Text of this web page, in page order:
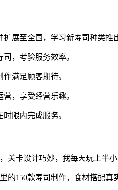
展至全国，学习新寿司种类推
，考验服务效率。
满足顾客期待。
，享受经营乐趣。
限内完成服务。
关卡设计巧妙，我每天玩上半
的150款寿司制作，食材搭配